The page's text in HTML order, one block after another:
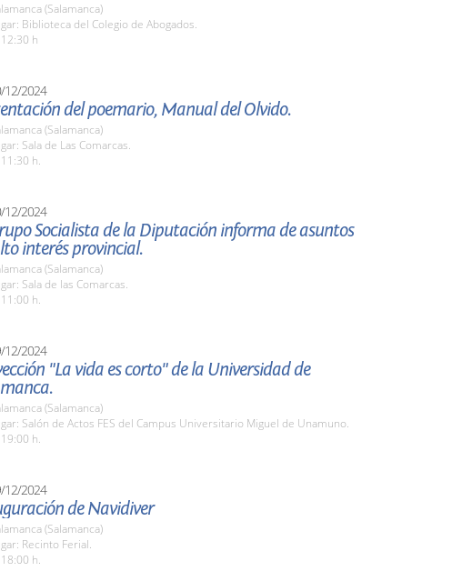
(Salamanca)
Biblioteca del Colegio de Abogados.
h
12/2024
del poemario, Manual del Olvido.
(Salamanca)
Sala de Las Comarcas.
h.
12/2024
Socialista de la Diputación informa de asuntos
interés provincial.
(Salamanca)
Sala de las Comarcas.
h.
12/2024
"La vida es corto" de la Universidad de
(Salamanca)
Salón de Actos FES del Campus Universitario Miguel de Unamuno.
h.
12/2024
de Navidiver
(Salamanca)
Recinto Ferial.
h.